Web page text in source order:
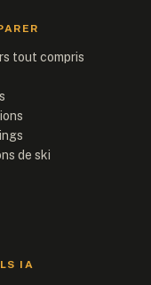
tout compris
de ski
IA